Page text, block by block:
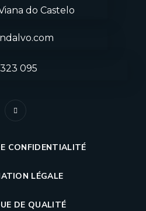
do Castelo
095
CONFIDENTIALITÉ
LÉGALE
DE QUALITÉ